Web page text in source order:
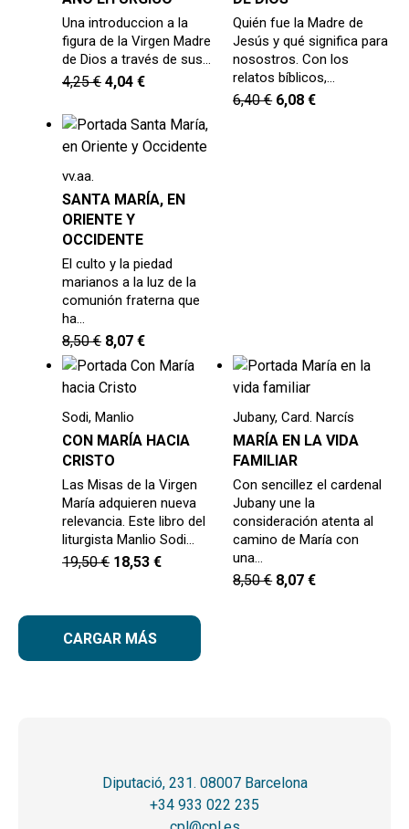
Una introduccion a la
figura de la Virgen Madre
de Dios a través de sus…
4,25€ 4,04 €
Quién fue la Madre de
Jesús y qué significa para
nosostros. Con los
relatos bíblicos,…
6,40€ 6,08€
vv.aa.
SANTA MARÍA, EN
ORIENTE Y
OCCIDENTE
El culto y la piedad
marianos a la luz de la
comunión fraterna que
ha…
8,50€ 8,07 €
Sodi, Manlio
CON MARÍA HACIA
CRISTO
Las Misas de la Virgen
María adquieren nueva
relevancia. Este libro del
liturgista Manlio Sodi…
19,50€ 18,53 €
Jubany, Card. Narcís
MARÍA EN LA VIDA
FAMILIAR
Con sencillez el cardenal
Jubany une la
consideración atenta al
camino de María con
una…
8,50€ 8,07€
CARGAR MÁS
Diputació, 231. 08007 Barcelona
+34 933 022 235